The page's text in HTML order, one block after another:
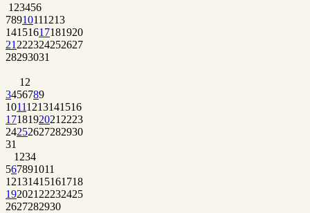
1 23456
78910111213
14151617181920
21 222324252627
28293031
1 2
3456789
10111213141516
1718192021 2223
24252627282930
31
1 234
567891011
12131415161718
192021 22232425
2627282930